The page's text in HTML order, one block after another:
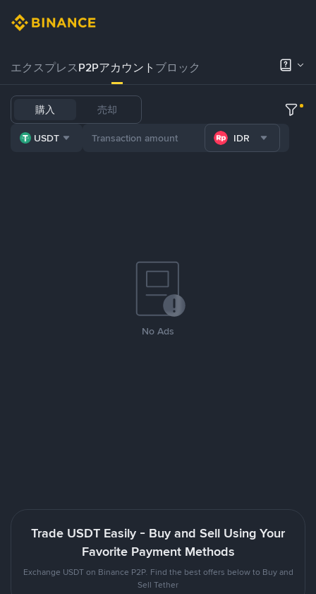
エクスプレスP2Pアカウント ブロック
購入 売却
USDT IDR
No Ads
Trade USDT Easily - Buy and Sell Using Your
Favorite Payment Methods
Exchange USDT on Binance P2P. Find the best offers below to Buy and
Sell Tether